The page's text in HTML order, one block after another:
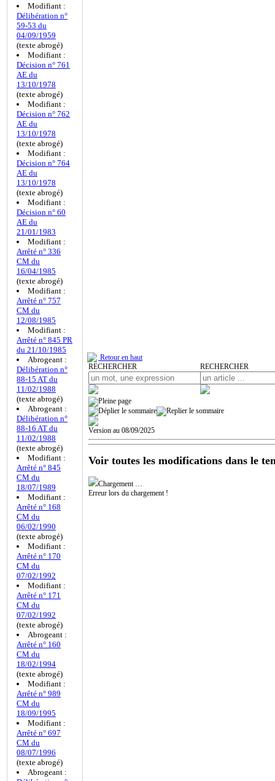
Modifiant :
Délibération n°
59-53 du
04/09/1959
(texte abrogé)
Modifiant :
Décision n° 761
AE du
13/10/1978
(texte abrogé)
Modifiant :
Décision n° 762
AE du
13/10/1978
(texte abrogé)
Modifiant :
Décision n° 764
AE du
13/10/1978
(texte abrogé)
Modifiant :
Décision n° 60
AE du
21/01/1983
Modifiant :
Arrêté n° 336
CM du
16/04/1985
(texte abrogé)
Modifiant :
Arrêté n° 757
CM du
12/08/1985
Modifiant :
Arrêté n° 845 PR
du 21/10/1985
Abrogeant :
Délibération n°
88-15 AT du
11/02/1988
(texte abrogé)
Abrogeant :
Délibération n°
88-16 AT du
11/02/1988
(texte abrogé)
Modifiant :
Arrêté n° 845
CM du
18/07/1989
Modifiant :
Arrêté n° 168
CM du
06/02/1990
(texte abrogé)
Modifiant :
Arrêté n° 170
CM du
07/02/1992
Modifiant :
Arrêté n° 171
CM du
07/02/1992
(texte abrogé)
Abrogeant :
Arrêté n° 160
CM du
18/02/1994
(texte abrogé)
Modifiant :
Arrêté n° 989
CM du
18/09/1995
Modifiant :
Arrêté n° 697
CM du
08/07/1996
(texte abrogé)
Abrogeant :
Retour en haut
RECHERCHER
RECHERCHER
Version au 08/09/2025
Voir toutes les modifications dans le
Chargement …
Erreur lors du chargement !